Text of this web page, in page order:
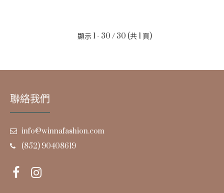
snipershop - 쿨 쇼핑 베어 나염 오버핏 반팔티♡韓國男裝上
顯示 1 - 30 / 30 (共 1 頁)
聯絡我們
info@winnafashion.com
(852) 90408619